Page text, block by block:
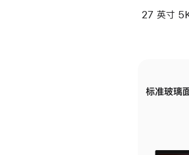
27 英寸
标准玻璃